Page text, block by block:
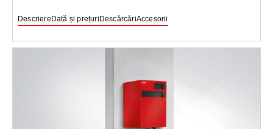
Descriere Dată și prețuri DescărcăriAccesorii